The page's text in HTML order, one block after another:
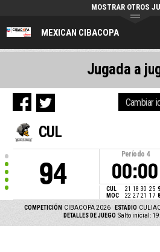
MEXICAN CIBACOPA
MOSTRAR OTROS
CUL
94
Período 4
00:00
CUL 21 18 30 25
MOC
22 27 21 17
COMPETICIÓN CIBACOPA 2026 ESTADIO
DETALLES DE JUEGO Salto inicial:
Jugada a